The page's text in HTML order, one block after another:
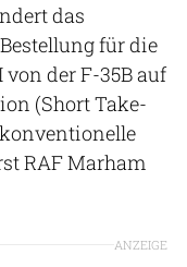
das
für die
der F-35B auf
(Short Take-
RAF Marham
ANZEIGE